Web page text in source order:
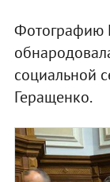
Фотографию
социальной
Геращенко.